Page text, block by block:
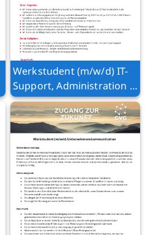
Werkstudent (m/w/d) IT-
Support, Administration &
Digitalisierung